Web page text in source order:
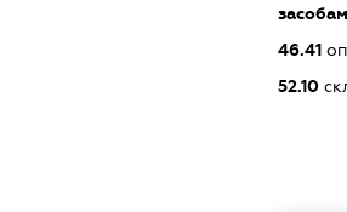
46.41
52.10